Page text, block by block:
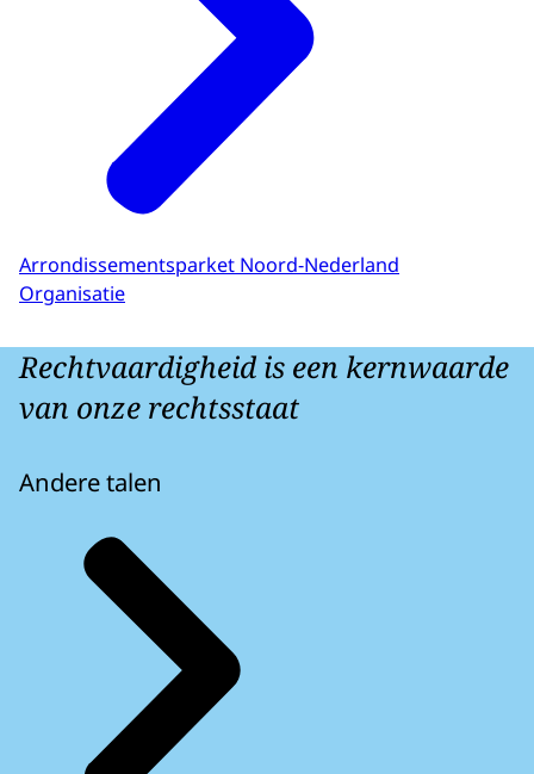
Arrondissementsparket Noord-Nederland
Organisatie
Rechtvaardigheid is een kernwaarde
van onze rechtsstaat
Andere talen